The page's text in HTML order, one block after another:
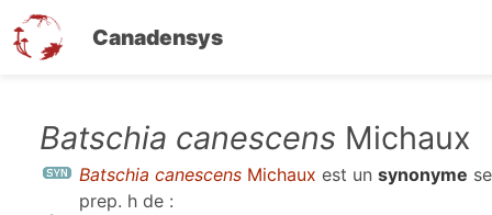
Canadensys
contenu
Batschia canescens Michaux
Batschia canescens Michaux est un synonyme
prep. h de :